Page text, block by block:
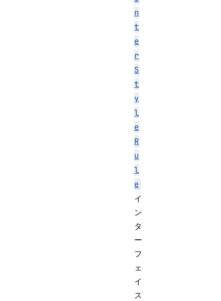
n
t
e
r
S
t
y
l
e
R
u
l
e
イ
ン
タ
ー
フ
ェ
イ
ス